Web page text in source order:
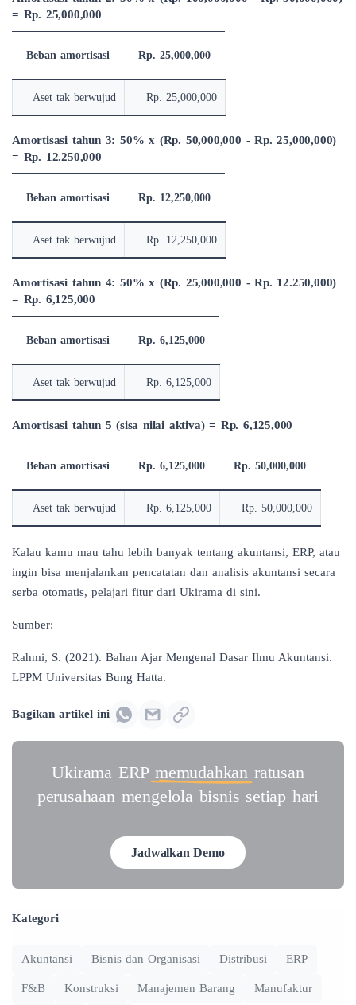
= Rp. 25,000,000
Beban amortisasi Rp. 25,000,000
Aset tak berwujud Rp. 25,000,000
Amortisasi tahun 3: 50% x (Rp. 50,000,000 - Rp. 25,000,000)
= Rp. 12.250,000
Beban amortisasi Rp. 12,250,000
Aset tak berwujud Rp. 12,250,000
Amortisasi tahun 4: 50% x (Rp. 25,000,000 - Rp. 12.250,000)
= Rp. 6,125,000
Beban amortisasi Rp. 6,125,000
Aset tak berwujud Rp. 6,125,000
Amortisasi tahun 5 (sisa nilai aktiva) = Rp. 6,125,000
Beban amortisasi Rp. 6,125,000 Rp. 50,000,000
Aset tak berwujud Rp. 6,125,000 Rp. 50,000,000
Kalau kamu mau tahu lebih banyak tentang akuntansi, ERP, atau
ingin bisa menjalankan pencatatan dan analisis akuntansi secara
serba otomatis, pelajari fitur dari Ukirama di sini.
Sumber:
Rahmi, S. (2021). Bahan Ajar Mengenal Dasar Ilmu Akuntansi.
LPPM Universitas Bung Hatta.
Bagikan artikel ini
Ukirama ERP memudahkan ratusan
perusahaan mengelola bisnis setiap hari
Jadwalkan Demo
Kategori
Akuntansi Bisnis dan Organisasi Distribusi ERP
F&B Konstruksi Manajemen Barang Manufaktur